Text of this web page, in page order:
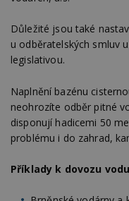
Důležité jsou také
u odběratelských smluv
legislativou.
Naplnění bazénu
neohrozíte odběr pitné
disponují hadicemi 50
problému i do zahrad,
Příklady k dovozu